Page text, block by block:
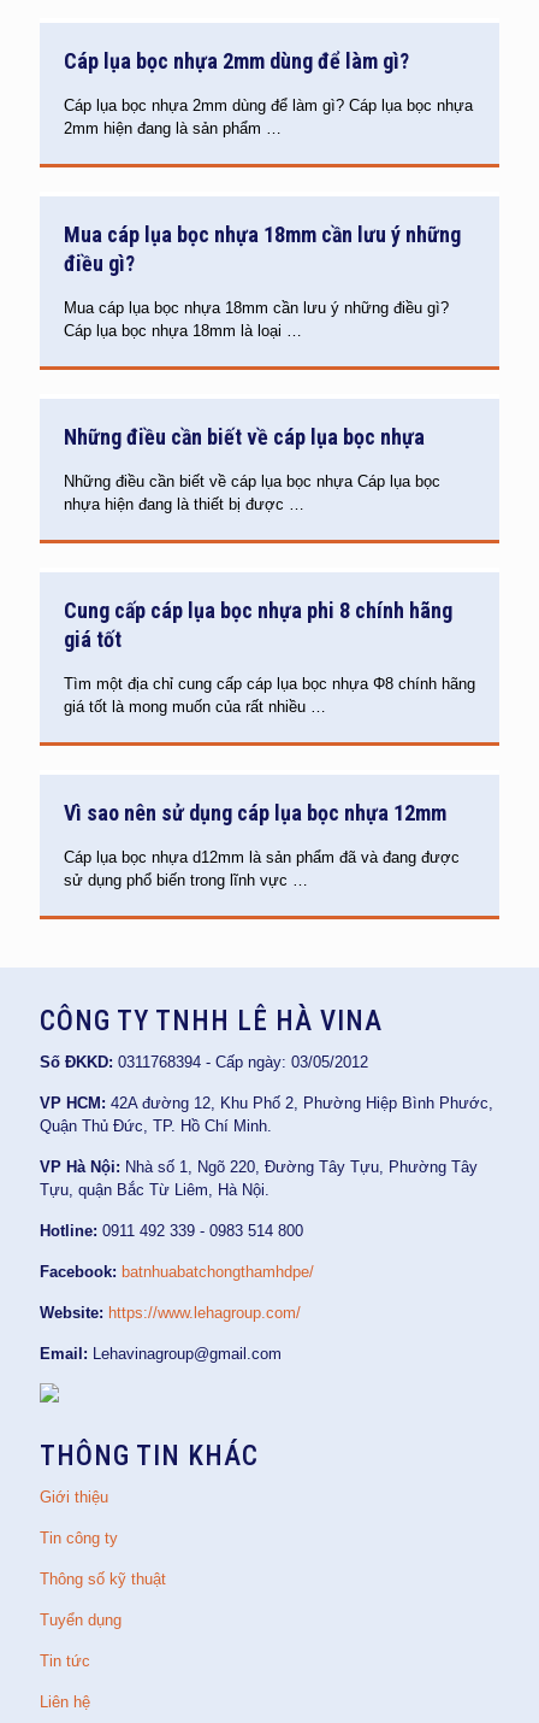
Cáp lụa bọc nhựa 2mm dùng để làm gì?
Cáp lụa bọc nhựa 2mm dùng để làm gì? Cáp lụa bọc nhựa
2mm hiện đang là sản phẩm …
Mua cáp lụa bọc nhựa 18mm cần lưu ý những
điều gì?
Mua cáp lụa bọc nhựa 18mm cần lưu ý những điều gì?
Cáp lụa bọc nhựa 18mm là loại …
Những điều cần biết về cáp lụa bọc nhựa
Những điều cần biết về cáp lụa bọc nhựa Cáp lụa bọc
nhựa hiện đang là thiết bị được …
Cung cấp cáp lụa bọc nhựa phi 8 chính hãng
giá tốt
Tìm một địa chỉ cung cấp cáp lụa bọc nhựa Φ8 chính hãng
giá tốt là mong muốn của rất nhiều …
Vì sao nên sử dụng cáp lụa bọc nhựa 12mm
Cáp lụa bọc nhựa d12mm là sản phẩm đã và đang được
sử dụng phổ biến trong lĩnh vực …
CÔNG TY TNHH LÊ HÀ VINA
Số ĐKKD: 0311768394 - Cấp ngày: 03/05/2012
VP HCM: 42A đường 12, Khu Phố 2, Phường Hiệp Bình Phước,
Quận Thủ Đức, TP. Hồ Chí Minh.
VP Hà Nội: Nhà số 1, Ngõ 220, Đường Tây Tựu, Phường Tây
Tựu, quận Bắc Từ Liêm, Hà Nội.
Hotline: 0911 492 339 - 0983 514 800
Facebook: batnhuabatchongthamhdpe/
Website: https://www.lehagroup.com/
Email: Lehavinagroup@gmail.com
THÔNG TIN KHÁC
Giới thiệu
Tin công ty
Thông số kỹ thuật
Tuyển dụng
Tin tức
Liên hệ